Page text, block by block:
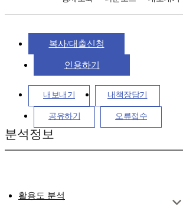
복사/대출신청
인용하기
내보내기 내책장담기
공유하기 오류접수
분석정보
활용도 분석